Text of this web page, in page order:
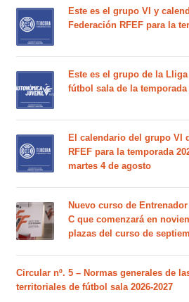
Este es el grupo VI y
Federación RFEF para la
Este es el grupo de la
fútbol sala de la temporada
El calendario del grupo VI
RFEF para la temporada
martes 4 de agosto
Nuevo curso de
C que comenzará en
plazas del curso de
Circular nº. 5 – Normas generales de
territoriales de fútbol sala 2026-2027